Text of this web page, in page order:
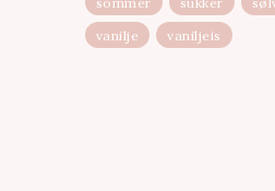
vanilje
vaniljeis